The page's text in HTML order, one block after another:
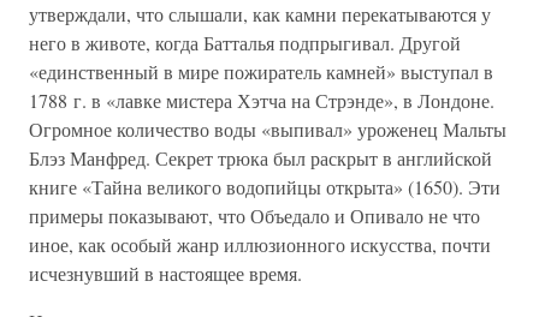
утверждали, что слышали, как камни перекатываются у
него в животе, когда Батталья подпрыгивал. Другой
«единственный в мире пожиратель камней» выступал в
1788 г. в «лавке мистера Хэтча на Стрэнде», в Лондоне.
Огромное количество воды «выпивал» уроженец Мальты
Блэз Манфред. Секрет трюка был раскрыт в английской
книге «Тайна великого водопийцы открыта» (1650). Эти
примеры показывают, что Объедало и Опивало не что
иное, как особый жанр иллюзионного искусства, почти
исчезнувший в настоящее время.